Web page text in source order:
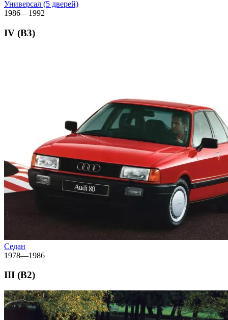
Универсал (5 дверей)
1986—1992
IV (B3)
Седан
1978—1986
III (B2)